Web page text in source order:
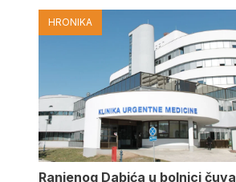
HRONIKA
Ranjenog Dabića u bolnici čuva